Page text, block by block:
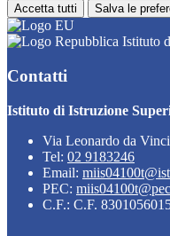
Accetta tutti Salva le
Istituto
Contatti
Istituto di Istruzione
Via Leonardo da
Tel: 02 9183246
Email:
PEC:
C.F.: C.F.